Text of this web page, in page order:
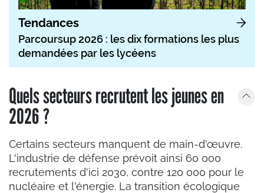
Tendances
Parcoursup 2026 : les dix formations les plus
demandées par les lycéens
Quels secteurs recrutent les jeunes en
2026 ?
Certains secteurs manquent de main-d'œuvre.
L'industrie de défense prévoit ainsi 60 000
recrutements d'ici 2030, contre 120 000 pour le
nucléaire et l'énergie. La transition écologique